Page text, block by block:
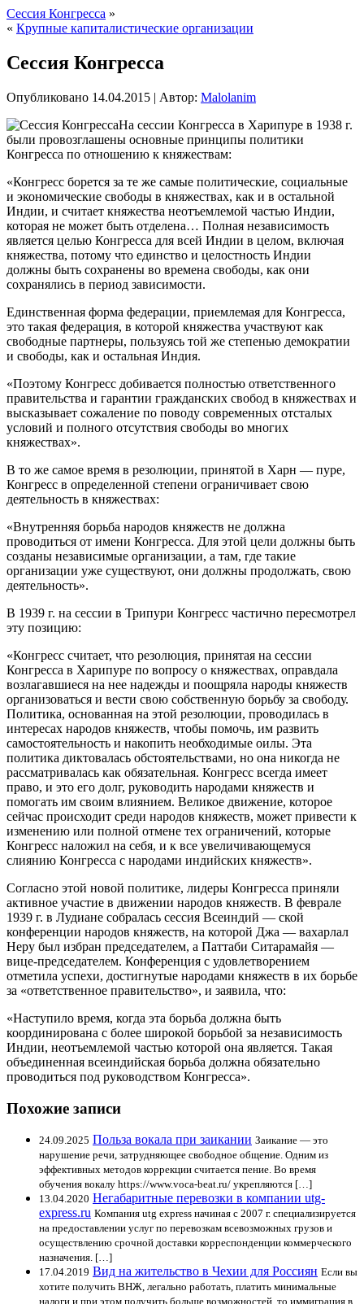
Сессия Конгресса »
« Крупные капиталистические организации
Сессия Конгресса
Опубликовано 14.04.2015 | Автор: Malolanim
На сессии Конгресса в Харипуре в 1938 г.
были провозглашены основные принципы политики
Конгресса по отношению к княжествам:
«Конгресс борется за те же самые политические, социальные
и экономические свободы в княжествах, как и в остальной
Индии, и считает княжества неотъемлемой частью Индии,
которая не может быть отделена… Полная независимость
является целью Конгресса для всей Индии в целом, включая
княжества, потому что единство и целостность Индии
должны быть сохранены во времена свободы, как они
сохранялись в период зависимости.
Единственная форма федерации, приемлемая для Конгресса,
это такая федерация, в которой княжества участвуют как
свободные партнеры, пользуясь той же степенью демократии
и свободы, как и остальная Индия.
«Поэтому Конгресс добивается полностью ответственного
правительства и гарантии гражданских свобод в княжествах и
высказывает сожаление по поводу современных отсталых
условий и полного отсутствия свободы во многих
княжествах».
В то же самое время в резолюции, принятой в Харн — пуре,
Конгресс в определенной степени ограничивает свою
деятельность в княжествах:
«Внутренняя борьба народов княжеств не должна
проводиться от имени Конгресса. Для этой цели должны быть
созданы независимые организации, а там, где такие
организации уже существуют, они должны продолжать, свою
деятельность».
В 1939 г. на сессии в Трипури Конгресс частично пересмотрел
эту позицию:
«Конгресс считает, что резолюция, принятая на сессии
Конгресса в Харипуре по вопросу о княжествах, оправдала
возлагавшиеся на нее надежды и поощряла народы княжеств
организоваться и вести свою собственную борьбу за свободу.
Политика, основанная на этой резолюции, проводилась в
интересах народов княжеств, чтобы помочь, им развить
самостоятельность и накопить необходимые оилы. Эта
политика диктовалась обстоятельствами, но она никогда не
рассматривалась как обязательная. Конгресс всегда имеет
право, и это его долг, руководить народами княжеств и
помогать им своим влиянием. Великое движение, которое
сейчас происходит среди народов княжеств, может привести к
изменению или полной отмене тех ограничений, которые
Конгресс наложил на себя, и к все увеличивающемуся
слиянию Конгресса с народами индийских княжеств».
Согласно этой новой политике, лидеры Конгресса приняли
активное участие в движении народов княжеств. В феврале
1939 г. в Лудиане собралась сессия Всеиндий — ской
конференции народов княжеств, на которой Джа — вахарлал
Неру был избран председателем, а Паттаби Ситарамайя —
вице-председателем. Конференция с удовлетворением
отметила успехи, достигнутые народами княжеств в их борьбе
за «ответственное правительство», и заявила, что:
«Наступило время, когда эта борьба должна быть
координирована с более широкой борьбой за независимость
Индии, неотъемлемой частью которой она является. Такая
объединенная всеиндийская борьба должна обязательно
проводиться под руководством Конгресса».
Похожие записи
24.09.2025 Польза вокала при заикании Заикание — это
нарушение речи, затрудняющее свободное общение. Одним из
эффективных методов коррекции считается пение. Во время
обучения вокалу https://www.voca-beat.ru/ укрепляются […]
13.04.2020 Негабаритные перевозки в компании utg-
express.ru Компания utg express начиная с 2007 г. специализируется
на предоставлении услуг по перевозкам всевозможных грузов и
осуществлению срочной доставки корреспонденции коммерческого
назначения. […]
17.04.2019 Вид на жительство в Чехии для Россиян Если вы
хотите получить ВНЖ, легально работать, платить минимальные
налоги и при этом получить больше возможностей, то иммиграция в